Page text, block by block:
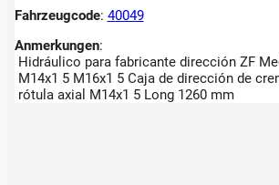
Fahrzeugcode: 40049
Anmerkungen:
Hidráulico para fabricante dirección ZF
M14x1 5 M16x1 5 Caja de dirección de
rótula axial M14x1 5 Long 1260 mm